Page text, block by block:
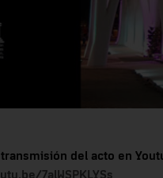
del acto en
7alWSPKLYSs